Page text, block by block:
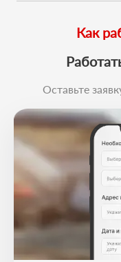
обслужена и
вы останетесь в
Как
Оставьте